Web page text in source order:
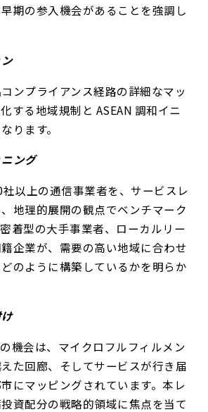
期の参入機会があることを強調し
ンプライアンス経路の詳細なマッ
する地域規制と ASEAN 調和イニ
ります。
ング
以上の通信事業者を、サービスレ
地理的展開の観点でベンチマーク
着型の大手事業者、ローカルリー
企業が、需要の高い地域に合わせ
のように構築しているかを明らか
機会は、マイクロフルフィルメン
た回廊、そしてサービスが行き届
にマッピングされています。本レ
資配分の戦略的領域に焦点を当て